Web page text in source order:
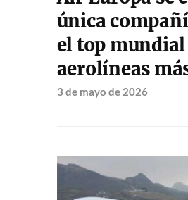
única
el top mundial
aerolíneas
3 de mayo de 2026